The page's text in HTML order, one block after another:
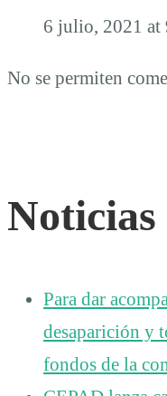
6 julio, 2021 at
No se permiten
Noticias
Para dar
desaparición y
fondos de la